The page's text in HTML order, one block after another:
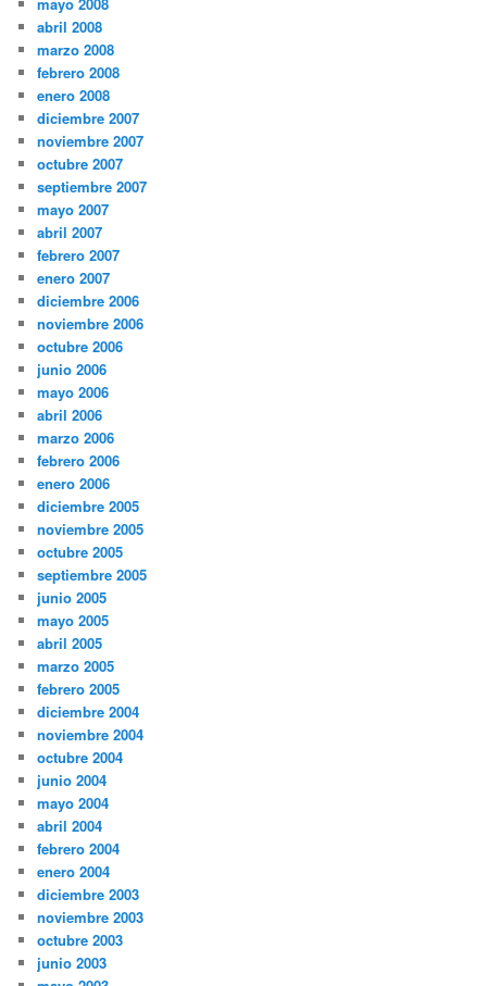
abril 2008
marzo 2008
febrero 2008
enero 2008
diciembre 2007
noviembre 2007
octubre 2007
septiembre 2007
mayo 2007
abril 2007
febrero 2007
enero 2007
diciembre 2006
noviembre 2006
octubre 2006
junio 2006
mayo 2006
abril 2006
marzo 2006
febrero 2006
enero 2006
diciembre 2005
noviembre 2005
octubre 2005
septiembre 2005
junio 2005
mayo 2005
abril 2005
marzo 2005
febrero 2005
diciembre 2004
noviembre 2004
octubre 2004
junio 2004
mayo 2004
abril 2004
febrero 2004
enero 2004
diciembre 2003
noviembre 2003
octubre 2003
junio 2003